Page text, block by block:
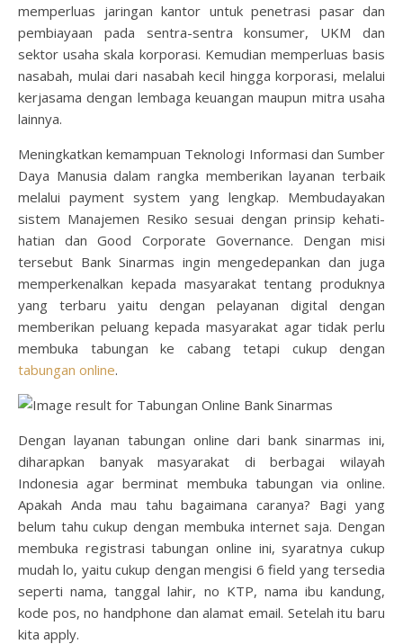
memperluas jaringan kantor untuk penetrasi pasar dan
pembiayaan pada sentra-sentra konsumer, UKM dan
sektor usaha skala korporasi. Kemudian memperluas basis
nasabah, mulai dari nasabah kecil hingga korporasi, melalui
kerjasama dengan lembaga keuangan maupun mitra usaha
lainnya.
Meningkatkan kemampuan Teknologi Informasi dan Sumber
Daya Manusia dalam rangka memberikan layanan terbaik
melalui payment system yang lengkap. Membudayakan
sistem Manajemen Resiko sesuai dengan prinsip kehati-
hatian dan Good Corporate Governance. Dengan misi
tersebut Bank Sinarmas ingin mengedepankan dan juga
memperkenalkan kepada masyarakat tentang produknya
yang terbaru yaitu dengan pelayanan digital dengan
memberikan peluang kepada masyarakat agar tidak perlu
membuka tabungan ke cabang tetapi cukup dengan
tabungan online.
Dengan layanan tabungan online dari bank sinarmas ini,
diharapkan banyak masyarakat di berbagai wilayah
Indonesia agar berminat membuka tabungan via online.
Apakah Anda mau tahu bagaimana caranya? Bagi yang
belum tahu cukup dengan membuka internet saja. Dengan
membuka registrasi tabungan online ini, syaratnya cukup
mudah lo, yaitu cukup dengan mengisi 6 field yang tersedia
seperti nama, tanggal lahir, no KTP, nama ibu kandung,
kode pos, no handphone dan alamat email. Setelah itu baru
kita apply.